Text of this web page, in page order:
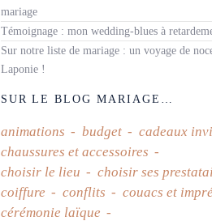
mariage
Témoignage : mon wedding-blues à
Sur notre liste de mariage : un voyage de
Laponie !
SUR LE BLOG MARIAGE…
animations budget
cadeaux
chaussures et accessoires
choisir le lieu
choisir ses
coiffure
conflits
couacs et
cérémonie laïque